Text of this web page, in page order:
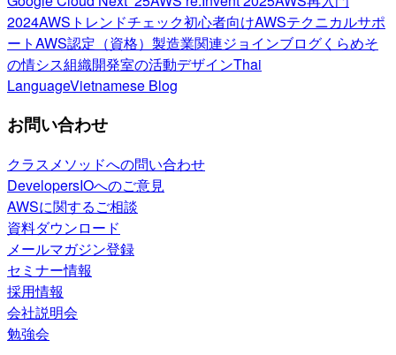
2024AWSトレンドチェック初心者向けAWSテクニカルサポ
ートAWS認定（資格） 製造業関連ジョインブログくらめそ
の情シス組織開発室の活動デザインThai
LanguageVietnamese Blog
お問い合わせ
クラスメソッドへの問い合わせ
DevelopersIOへのご意見
AWSに関するご相談
資料ダウンロード
メールマガジン登録
セミナー情報
採用情報
会社説明会
勉強会